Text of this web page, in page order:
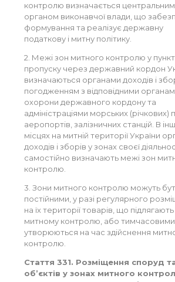
контролю визначається центральним
органом виконавчої влади, що
формування та реалізує державну
податкову і митну політику.
2. Межі зон митного контролю у
пропуску через державний кордон
визначаються органами доходів і
погодженням з відповідними
охорони державного кордону та
адміністраціями морських (річкових)
аеропортів, залізничних станцій. В
місцях на митній території України
доходів і зборів у зонах своєї
самостійно визначають межі зон
контролю.
3. Зони митного контролю можуть
постійними, у разі регулярного
на їх території товарів, що підлягають
митному контролю, або тимчасовими,
утворюються на час здійснення
контролю.
Стаття 331. Розміщення споруд
об’єктів у зонах митного